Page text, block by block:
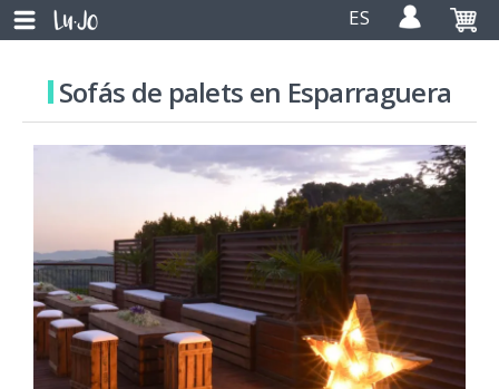
ES
Sofás de palets en Esparraguera